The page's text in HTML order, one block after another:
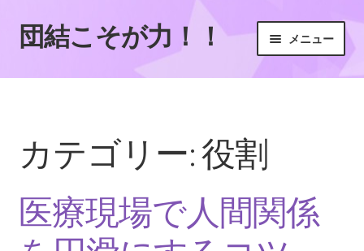
ナ
ビ
ン
へ
キ
コ
ン
ス
キ
プ
団結こそが力！！ メニュー
ホーム
チーム医療に欠かせない存在
チーム医療の連携を高める！効果的なコミュニケーショ
ンと協働のための実践ポイント
カテゴリー:役割
医療現場で人間関係